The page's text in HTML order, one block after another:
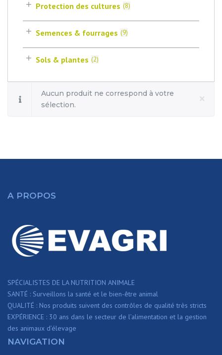
Protection des cultures (8)
Semences & fourrages (9)
Sols & plantes (2)
Aucun produit ne correspond à votre
sélection.
A PROPOS
SPÉCIALISTES DE LA NUTRITION ANIMALE
SANTÉ : Surveillons la santé et le bien-être animal
QUALITÉ : Nos produits suivent des contrôles de qualité très stricts
EXPÉRIENCE : 30 ans dans le secteur de l’alimentation et la gestion
des animaux d’élevage
NAVIGATION